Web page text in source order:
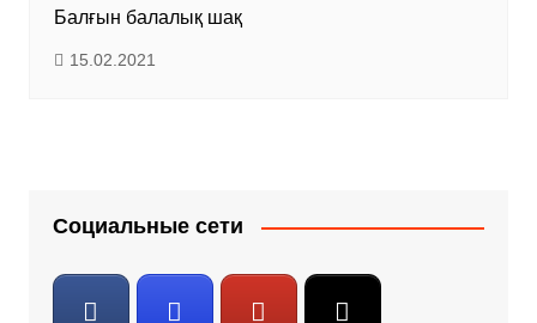
Балғын балалық шақ
15.02.2021
Социальные сети